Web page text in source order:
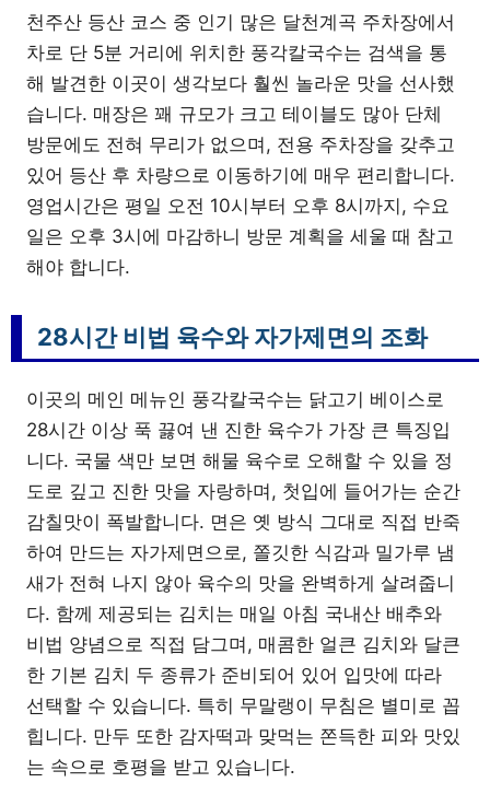
천주산 등산 코스 중 인기 많은 달천계곡 주차장에서
차로 단 5분 거리에 위치한 풍각칼국수는 검색을 통
해 발견한 이곳이 생각보다 훨씬 놀라운 맛을 선사했
습니다. 매장은 꽤 규모가 크고 테이블도 많아 단체
방문에도 전혀 무리가 없으며, 전용 주차장을 갖추고
있어 등산 후 차량으로 이동하기에 매우 편리합니다.
영업시간은 평일 오전 10시부터 오후 8시까지, 수요
일은 오후 3시에 마감하니 방문 계획을 세울 때 참고
해야 합니다.
28시간 비법 육수와 자가제면의 조화
이곳의 메인 메뉴인 풍각칼국수는 닭고기 베이스로
28시간 이상 푹 끓여 낸 진한 육수가 가장 큰 특징입
니다. 국물 색만 보면 해물 육수로 오해할 수 있을 정
도로 깊고 진한 맛을 자랑하며, 첫입에 들어가는 순간
감칠맛이 폭발합니다. 면은 옛 방식 그대로 직접 반죽
하여 만드는 자가제면으로, 쫄깃한 식감과 밀가루 냄
새가 전혀 나지 않아 육수의 맛을 완벽하게 살려줍니
다. 함께 제공되는 김치는 매일 아침 국내산 배추와
비법 양념으로 직접 담그며, 매콤한 얼큰 김치와 달큰
한 기본 김치 두 종류가 준비되어 있어 입맛에 따라
선택할 수 있습니다. 특히 무말랭이 무침은 별미로 꼽
힙니다. 만두 또한 감자떡과 맞먹는 쫀득한 피와 맛있
는 속으로 호평을 받고 있습니다.